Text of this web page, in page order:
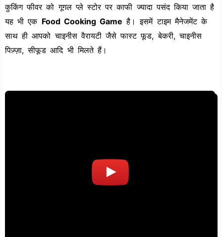
कुकिंग फीवर को गूगल प्ले स्टोर पर काफी ज्यादा पसंद किया जाता है
यह भी एक Food Cooking Game है। इसमें टाइम मैनेजमेंट के
साथ ही आपको चाइनीस वैरायटी जैसे फास्ट फूड, बेकरी, चाइनीस
पिज़्ज़ा, सीफूड आदि भी मिलते हैं।